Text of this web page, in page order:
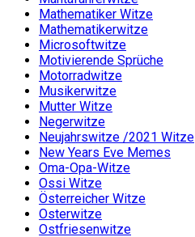
Mathematiker Witze
Mathematikerwitze
Microsoftwitze
Motivierende Sprüche
Motorradwitze
Musikerwitze
Mutter Witze
Negerwitze
Neujahrswitze /2021 Witze
New Years Eve Memes
Oma-Opa-Witze
Ossi Witze
Österreicher Witze
Osterwitze
Ostfriesenwitze